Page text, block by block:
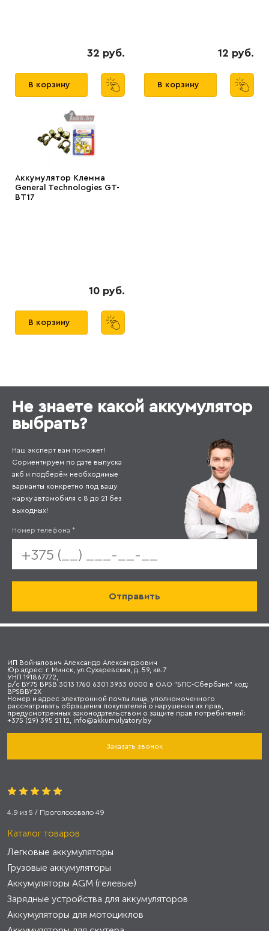
32 руб.
В корзину
12 руб.
В корзину
Аккумулятор Клемма
General Technologies GT-
BT17
10 руб.
В корзину
Не знаете какой аккумулятор
выбрать?
Наш эксперт вам поможет!
Сориентируем по дате выпуска
акб и подберём необходимые
варианты конкретно под вашу
марку автомобиля с 8 до 21 без
выходных!
Номер телефона *
ИП Войналович Александр Александрович
Юр.адрес: г. Минск, ул.Сухаревская, д. 59, кв.7
УНП 191867772,
р/с BY75 BPSB 3013 1760 6301 3933 0000 в ОАО "БПС-Сбербанк" код:
BPSBBY2X
Номер и адрес электронной почты лица, уполномоченного
рассматривать обращения покупателей о нарушении их прав,
предусмотренных законодательством о защите прав потребителей:
+375 (29) 395 21 12, info@akkumulyatory.by
Заказать звонок
4.9 из 5 / Проголосовало 49
Каталог товаров
Легковые аккумуляторы
Грузовые аккумуляторы
Аккумуляторы AGM (гелевые)
Зарядные устройства для аккумуляторов
Аккумуляторы для мотоциклов